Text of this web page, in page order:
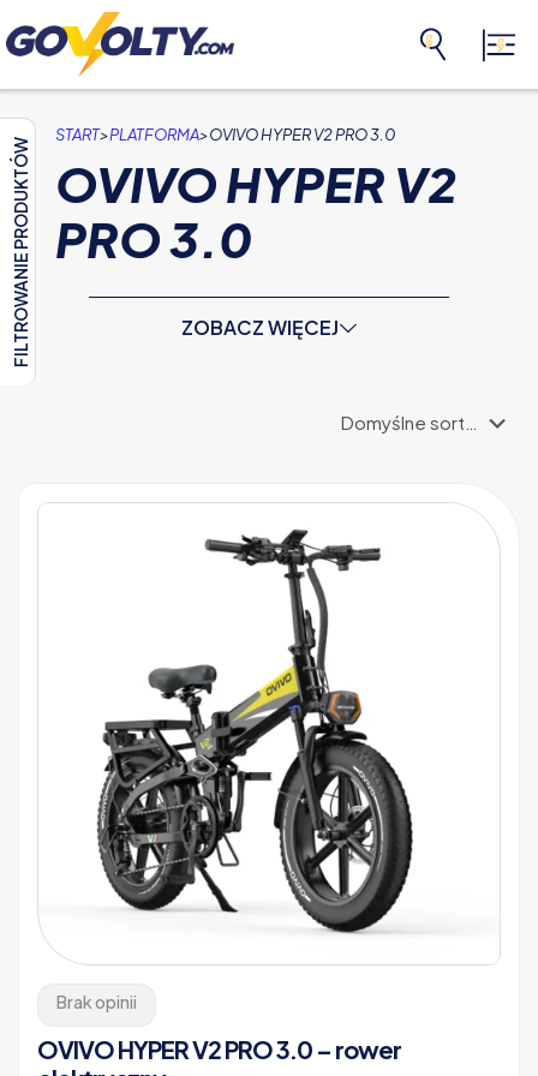
FILTROWANIE PRODUKTÓW
START>PLATFORMA>OVIVO HYPER V2 PRO 3.0
OVIVO HYPER V2
PRO 3.0
ZOBACZ WIĘCEJ
Brak opinii
OVIVO HYPER V2 PRO 3.0 – rower